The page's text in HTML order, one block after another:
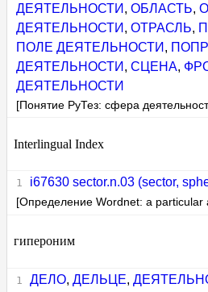
ДЕЯТЕЛЬНОСТИ ,ОБЛАСТЬ,
ДЕЯТЕЛЬНОСТИ ,ОТРАСЛЬ,
ПОЛЕ ДЕЯТЕЛЬНОСТИ ,
ДЕЯТЕЛЬНОСТИ ,СЦЕНА,
ДЕЯТЕЛЬНОСТИ
[Понятие РуТез: сфера
Interlingual Index
i67630 sector.n.03 (sector,
[Определение Wordnet: a particular
гипероним
ДЕЛО, ДЕЛЬЦЕ,